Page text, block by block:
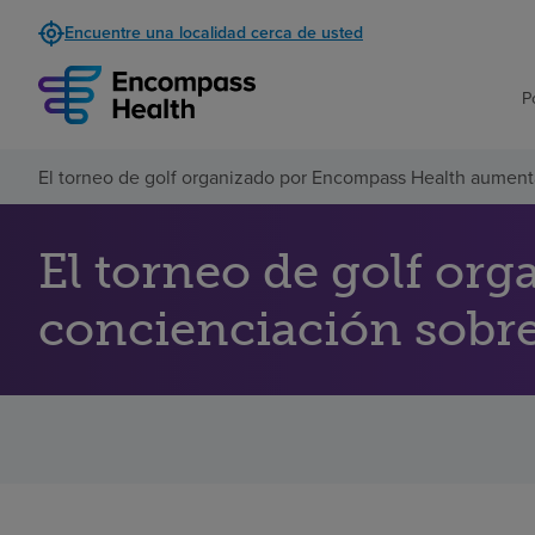
Encuentre una localidad cerca de usted
El torneo de golf organizado por Encompass Health
El torneo de golf
concienciación